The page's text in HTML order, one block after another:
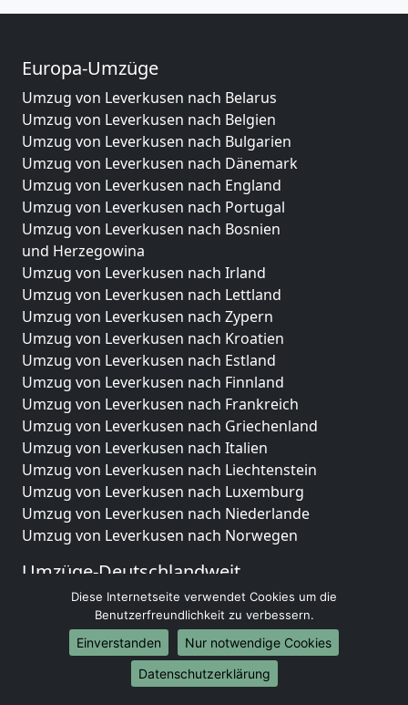
Europa-Umzüge
Umzug von Leverkusen nach Belarus
Umzug von Leverkusen nach Belgien
Umzug von Leverkusen nach Bulgarien
Umzug von Leverkusen nach Dänemark
Umzug von Leverkusen nach England
Umzug von Leverkusen nach Portugal
Umzug von Leverkusen nach Bosnien
und Herzegowina
Umzug von Leverkusen nach Irland
Umzug von Leverkusen nach Lettland
Umzug von Leverkusen nach Zypern
Umzug von Leverkusen nach Kroatien
Umzug von Leverkusen nach Estland
Umzug von Leverkusen nach Finnland
Umzug von Leverkusen nach Frankreich
Umzug von Leverkusen nach Griechenland
Umzug von Leverkusen nach Italien
Umzug von Leverkusen nach Liechtenstein
Umzug von Leverkusen nach Luxemburg
Umzug von Leverkusen nach Niederlande
Umzug von Leverkusen nach Norwegen
Umzüge-Deutschlandweit
Umzug von Leverkusen nach Berlin
Umzug von Leverkusen nach Hamburg
Umzug von Leverkusen nach München
Umzug von Leverkusen nach Köln
Umzug von Leverkusen nach Frankfurt am Main
Diese Internetseite verwendet Cookies um die
Benutzerfreundlichkeit zu verbessern.
Einverstanden
Nur notwendige Cookies
Datenschutzerklärung